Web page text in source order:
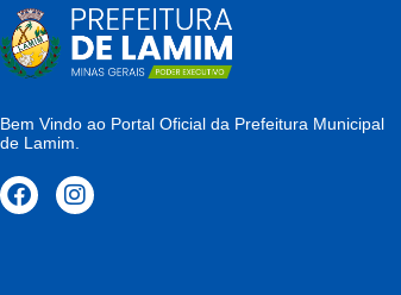
Bem Vindo ao Portal Oficial da Prefeitura Municipal
de Lamim.